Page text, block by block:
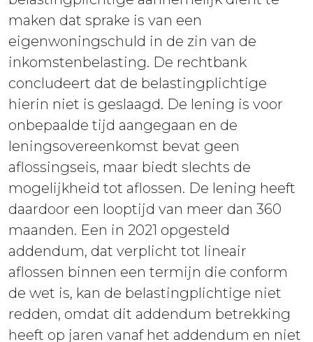
maken dat sprake is van een
eigenwoningschuld in de zin van de
inkomstenbelasting. De rechtbank
concludeert dat de belastingplichtige
hierin niet is geslaagd. De lening is voor
onbepaalde tijd aangegaan en de
leningsovereenkomst bevat geen
aflossingseis, maar biedt slechts de
mogelijkheid tot aflossen. De lening heeft
daardoor een looptijd van meer dan 360
maanden. Een in 2021 opgesteld
addendum, dat verplicht tot lineair
aflossen binnen een termijn die conform
de wet is, kan de belastingplichtige niet
redden, omdat dit addendum betrekking
heeft op jaren vanaf het addendum en niet